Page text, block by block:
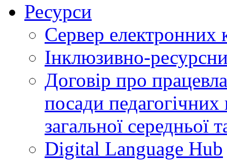
Ресурси
Сервер
Інклюзивно-
Договір про
посади педагогічних
загальної середньої
Digital Language Hub